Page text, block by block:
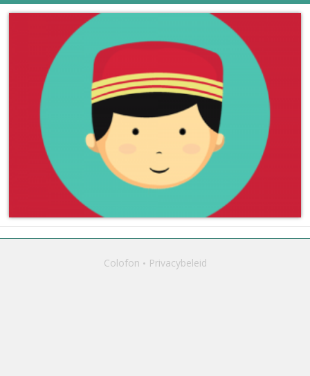
Colofon Privacybeleid